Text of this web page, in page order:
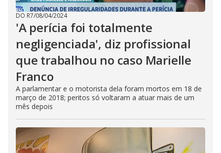
DO R7/08/04/2024
'A perícia foi totalmente
negligenciada', diz profissional
que trabalhou no caso Marielle
Franco
A parlamentar e o motorista dela foram mortos em 18 de
março de 2018; peritos só voltaram a atuar mais de um
mês depois